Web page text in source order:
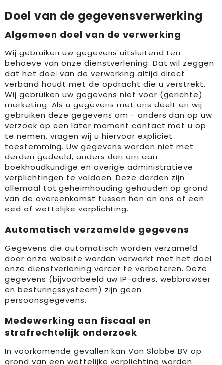
Doel van de gegevensverwerking
Algemeen doel van de verwerking
Wij gebruiken uw gegevens uitsluitend ten
behoeve van onze dienstverlening. Dat wil zeggen
dat het doel van de verwerking altijd direct
verband houdt met de opdracht die u verstrekt.
Wij gebruiken uw gegevens niet voor (gerichte)
marketing. Als u gegevens met ons deelt en wij
gebruiken deze gegevens om - anders dan op uw
verzoek op een later moment contact met u op
te nemen, vragen wij u hiervoor expliciet
toestemming. Uw gegevens worden niet met
derden gedeeld, anders dan om aan
boekhoudkundige en overige administratieve
verplichtingen te voldoen. Deze derden zijn
allemaal tot geheimhouding gehouden op grond
van de overeenkomst tussen hen en ons of een
eed of wettelijke verplichting.
Automatisch verzamelde gegevens
Gegevens die automatisch worden verzameld
door onze website worden verwerkt met het doel
onze dienstverlening verder te verbeteren. Deze
gegevens (bijvoorbeeld uw IP-adres, webbrowser
en besturingssysteem) zijn geen
persoonsgegevens.
Medewerking aan fiscaal en
strafrechtelijk onderzoek
In voorkomende gevallen kan Van Slobbe BV op
grond van een wettelijke verplichting worden